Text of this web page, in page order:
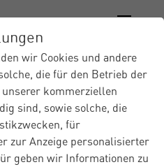
wir Cookies und andere
die für den Betrieb der
kommerziellen
sind, sowie solche, die
für
zur Anzeige personalisierter
geben wir Informationen zu
| Insights|Blog
Kampf gegen